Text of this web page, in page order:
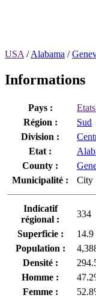
USA /Alabama /
Informations
Pays :
Région :
Sud
Division :
Etat :
County :
Municipalité :
City
Indicatif
régional :
334
Superficie :
14.9
Population :
Densité :
Homme :
Femme :